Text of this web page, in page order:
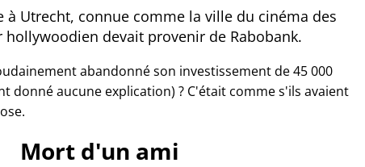
à Utrecht, connue comme la ville du cinéma des
hollywoodien devait provenir de Rabobank.
abandonné son investissement de 45 000
donné aucune explication) ? C'était comme s'ils avaient
Mort d'un ami